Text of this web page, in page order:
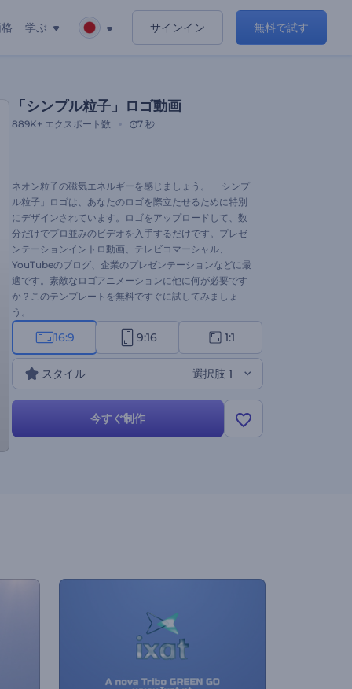
学ぶ サインイン 無料で試す
「シンプル粒子」ロゴ動画
889K+ エクスポート数 7 秒
ネオン粒子の磁気エネルギーを感じましょう。 「シンプ
ル粒子」ロゴは、あなたのロゴを際立たせるために特別
にデザインされています。ロゴをアップロードして、数
分だけでプロ並みのビデオを入手するだけです。プレゼ
ンテーションイントロ動画、テレビコマーシャル、
YouTubeのブログ、企業のプレゼンテーションなどに最
適です。素敵なロゴアニメーションに他に何が必要です
か？このテンプレートを無料ですぐに試してみましょ
う。
16:9 9:16 1:1
スタイル 選択肢 1
今すぐ制作